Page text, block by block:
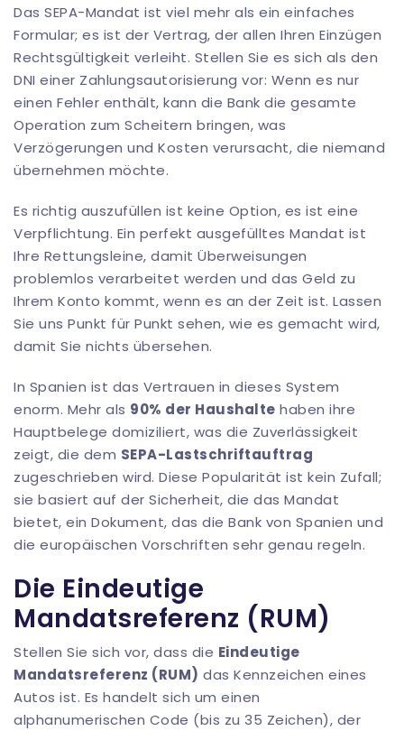
Das SEPA-Mandat ist viel mehr als ein einfaches
Formular; es ist der Vertrag, der allen Ihren Einzügen
Rechtsgültigkeit verleiht. Stellen Sie es sich als den
DNI einer Zahlungsautorisierung vor: Wenn es nur
einen Fehler enthält, kann die Bank die gesamte
Operation zum Scheitern bringen, was
Verzögerungen und Kosten verursacht, die niemand
übernehmen möchte.
Es richtig auszufüllen ist keine Option, es ist eine
Verpflichtung. Ein perfekt ausgefülltes Mandat ist
Ihre Rettungsleine, damit Überweisungen
problemlos verarbeitet werden und das Geld zu
Ihrem Konto kommt, wenn es an der Zeit ist. Lassen
Sie uns Punkt für Punkt sehen, wie es gemacht wird,
damit Sie nichts übersehen.
In Spanien ist das Vertrauen in dieses System
enorm. Mehr als 90% der Haushalte haben ihre
Hauptbelege domiziliert, was die Zuverlässigkeit
zeigt, die dem SEPA-Lastschriftauftrag
zugeschrieben wird. Diese Popularität ist kein Zufall;
sie basiert auf der Sicherheit, die das Mandat
bietet, ein Dokument, das die Bank von Spanien und
die europäischen Vorschriften sehr genau regeln.
Die Eindeutige
Mandatsreferenz (RUM)
Stellen Sie sich vor, dass die Eindeutige
Mandatsreferenz (RUM) das Kennzeichen eines
Autos ist. Es handelt sich um einen
alphanumerischen Code (bis zu 35 Zeichen), der